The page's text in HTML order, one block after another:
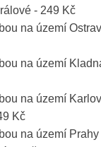
- 249 Kč
na území
na území
na území
Kč
na území